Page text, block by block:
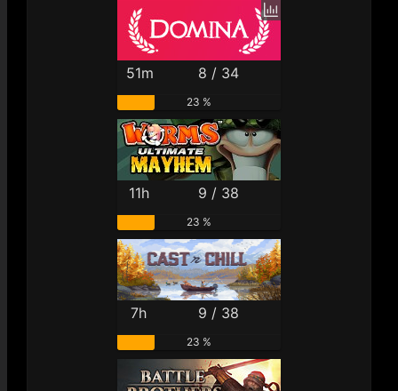
51m 8 / 34
23 %
11h 9 / 38
23 %
7h 9 / 38
23 %